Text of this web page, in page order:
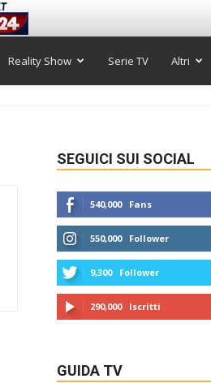
Reality Show Serie TV Altri
SEGUICI SUI SOCIAL
540,000 Fans
550,000 Follower
9,300 Follower
290,000 Iscritti
GUIDA TV